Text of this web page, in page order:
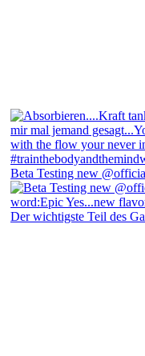
Beta Testing new
Der wichtigste Teil des